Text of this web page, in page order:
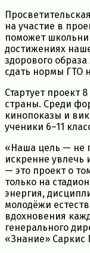
на участие в
поможет
достижениях
здорового
сдать нормы ГТО
Стартует проект
страны. Среди
кинопоказы и
ученики 6–11
«Наша цель — не
искренне увлечь
— это проект о
только на
энергия,
молодёжи
вдохновения
генерального
«Знание» Саркис